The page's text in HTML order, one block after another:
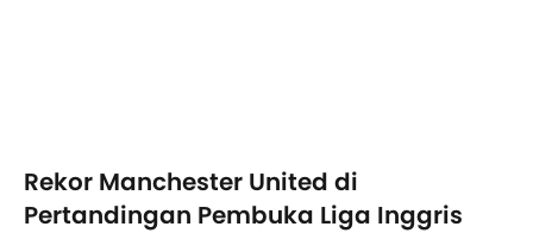
Rekor Manchester United di
Pertandingan Pembuka Liga Inggris